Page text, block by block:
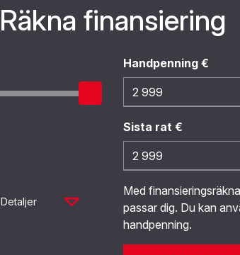
Räkna finansiering
Handpenning €
Sista rat €
Detaljer
Med
passar dig. Du kan
handpenning.